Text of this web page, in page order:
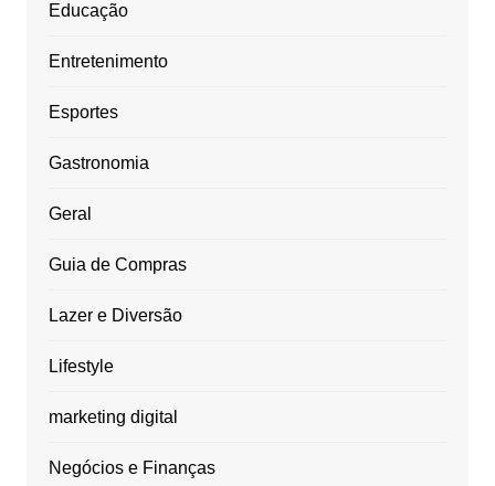
Educação
Entretenimento
Esportes
Gastronomia
Geral
Guia de Compras
Lazer e Diversão
Lifestyle
marketing digital
Negócios e Finanças